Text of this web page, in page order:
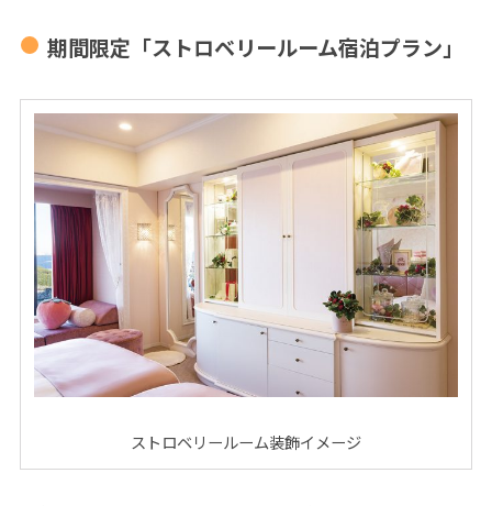
期間限定「ストロベリールーム宿泊プラン」
ストロベリールーム装飾イメージ